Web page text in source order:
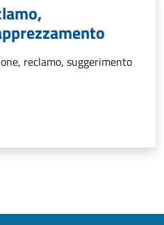
reclamo, suggerimento